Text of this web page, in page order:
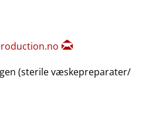
(sterile væskepreparater​/​